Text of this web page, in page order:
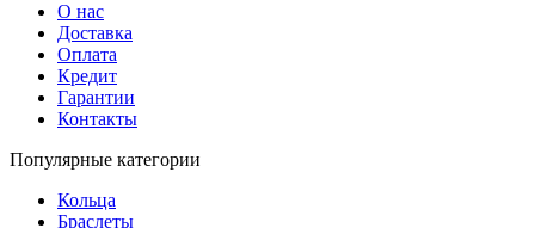
О нас
Доставка
Оплата
Кредит
Гарантии
Контакты
Популярные категории
Кольца
Браслеты